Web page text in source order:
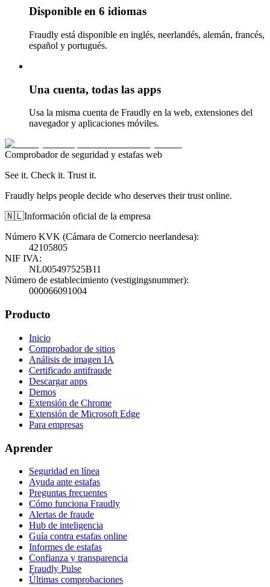
Disponible en 6 idiomas
Fraudly está disponible en inglés, neerlandés, alemán, francés,
español y portugués.
Una cuenta, todas las apps
Usa la misma cuenta de Fraudly en la web, extensiones del
navegador y aplicaciones móviles.
Comprobador de seguridad y estafas web
See it. Check it. Trust it.
Fraudly helps people decide who deserves their trust online.
🇳🇱Información oficial de la empresa
Número KVK (Cámara de Comercio neerlandesa):
42105805
NIF IVA:
NL005497525B11
Número de establecimiento (vestigingsnummer):
000066091004
Producto
Inicio
Comprobador de sitios
Análisis de imagen IA
Certificado antifraude
Descargar apps
Demos
Extensión de Chrome
Extensión de Microsoft Edge
Para empresas
Aprender
Seguridad en línea
Ayuda ante estafas
Preguntas frecuentes
Cómo funciona Fraudly
Alertas de fraude
Hub de inteligencia
Guía contra estafas online
Informes de estafas
Confianza y transparencia
Fraudly Pulse
Últimas comprobaciones